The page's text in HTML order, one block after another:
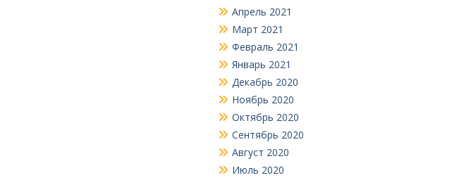
Апрель 2021
Март 2021
Февраль 2021
Январь 2021
Декабрь 2020
Ноябрь 2020
Октябрь 2020
Сентябрь 2020
Август 2020
Июль 2020